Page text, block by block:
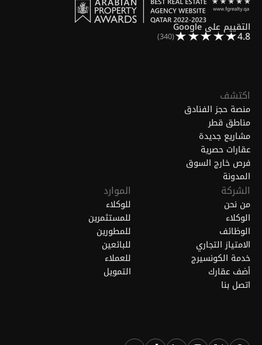
التقييم على Google
4.8
(340)
اكتشف
منصة حجز الفنادق
مناطق قطر
مشاريع جديدة
عقارات حصرية
فرص خارج السوق
المدونة
الشركة
من نحن
الوكلاء
الوظائف
الامتياز التجاري
خدمة الكونسيرج
أضف عقارك
اتصل بنا
الموارد
للوكلاء
للمستثمرين
للمطورين
للبائعين
للعملاء
التمويل